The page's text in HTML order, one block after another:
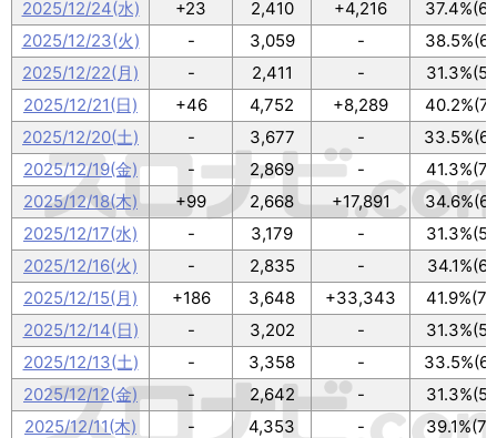
2025/12/24(水)
+23 2,410 +4,216
2025/12/23(火)
- 3,059 -
2025/12/22(月)
- 2,411 -
2025/12/21(日)
+46 4,752 +8,289
2025/12/20(土)
- 3,677 -
2025/12/19(金)
- 2,869 -
2025/12/18(木)
+99 2,668 +17,891
2025/12/17(水)
- 3,179 -
2025/12/16(火)
- 2,835 -
2025/12/15(月)
+186 3,648 +33,343
2025/12/14(日)
- 3,202 -
2025/12/13(土)
- 3,358 -
2025/12/12(金)
- 2,642 -
2025/12/11(木)
- 4,353 -